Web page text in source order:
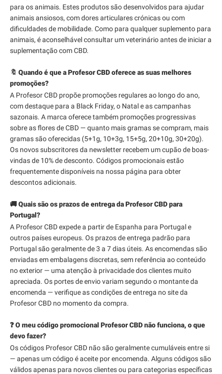
para os animais. Estes produtos são desenvolvidos para ajudar
animais ansiosos, com dores articulares crónicas ou com
dificuldades de mobilidade. Como para qualquer suplemento para
animais, é aconselhável consultar um veterinário antes de iniciar a
suplementação com CBD.
🔖 Quando é que a Profesor CBD oferece as suas melhores
promoções?
A Profesor CBD propõe promoções regulares ao longo do ano,
com destaque para a Black Friday, o Natal e as campanhas
sazonais. A marca oferece também promoções progressivas
sobre as flores de CBD — quanto mais gramas se compram, mais
gramas são oferecidas (5+1g, 10+3g, 15+5g, 20+10g, 30+20g).
Os novos subscritores da newsletter recebem um cupão de boas-
vindas de 10% de desconto. Códigos promocionais estão
frequentemente disponíveis na nossa página para obter
descontos adicionais.
🚚 Quais são os prazos de entrega da Profesor CBD para
Portugal?
A Profesor CBD expede a partir de Espanha para Portugal e
outros países europeus. Os prazos de entrega padrão para
Portugal são geralmente de 3 a 7 dias úteis. As encomendas são
enviadas em embalagens discretas, sem referência ao conteúdo
no exterior — uma atenção à privacidade dos clientes muito
apreciada. Os portes de envio variam segundo o montante da
encomenda — verifique as condições de entrega no site da
Profesor CBD no momento da compra.
❓ O meu código promocional Profesor CBD não funciona, o que
devo fazer?
Os códigos Profesor CBD não são geralmente cumuláveis entre si
— apenas um código é aceite por encomenda. Alguns códigos são
válidos apenas para novos clientes ou para categorias específicas